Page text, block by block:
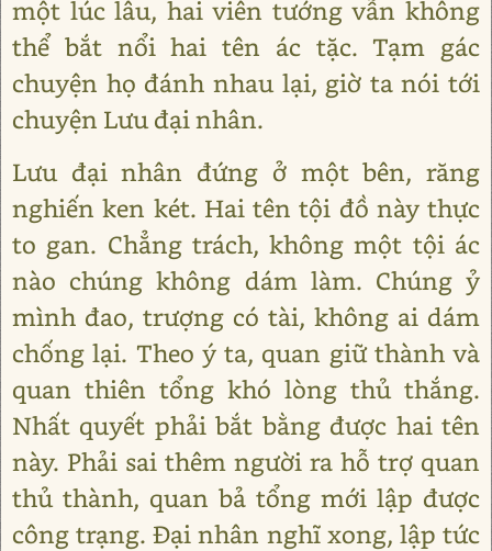
một lúc lâu, hai viên tướng vẫn không
thể bắt nổi hai tên ác tặc. Tạm gác
chuyện họ đánh nhau lại, giờ ta nói tới
chuyện Lưu đại nhân.
Lưu đại nhân đứng ở một bên, răng
nghiến ken két. Hai tên tội đồ này thực
to gan. Chẳng trách, không một tội ác
nào chúng không dám làm. Chúng ỷ
mình đao, trượng có tài, không ai dám
chống lại. Theo ý ta, quan giữ thành và
quan thiên tổng khó lòng thủ thắng.
Nhất quyết phải bắt bằng được hai tên
này. Phải sai thêm người ra hỗ trợ quan
thủ thành, quan bả tổng mới lập được
công trạng. Đại nhân nghĩ xong, lập tức